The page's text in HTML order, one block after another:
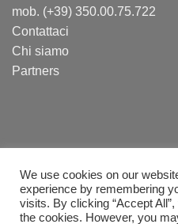
mob. (+39) 350.00.75.722
Contattaci
Chi siamo
Partners
PayPal Visa
We use cookies on our
experience by remembering
visits. By clicking “Accept
the cookies. However, you